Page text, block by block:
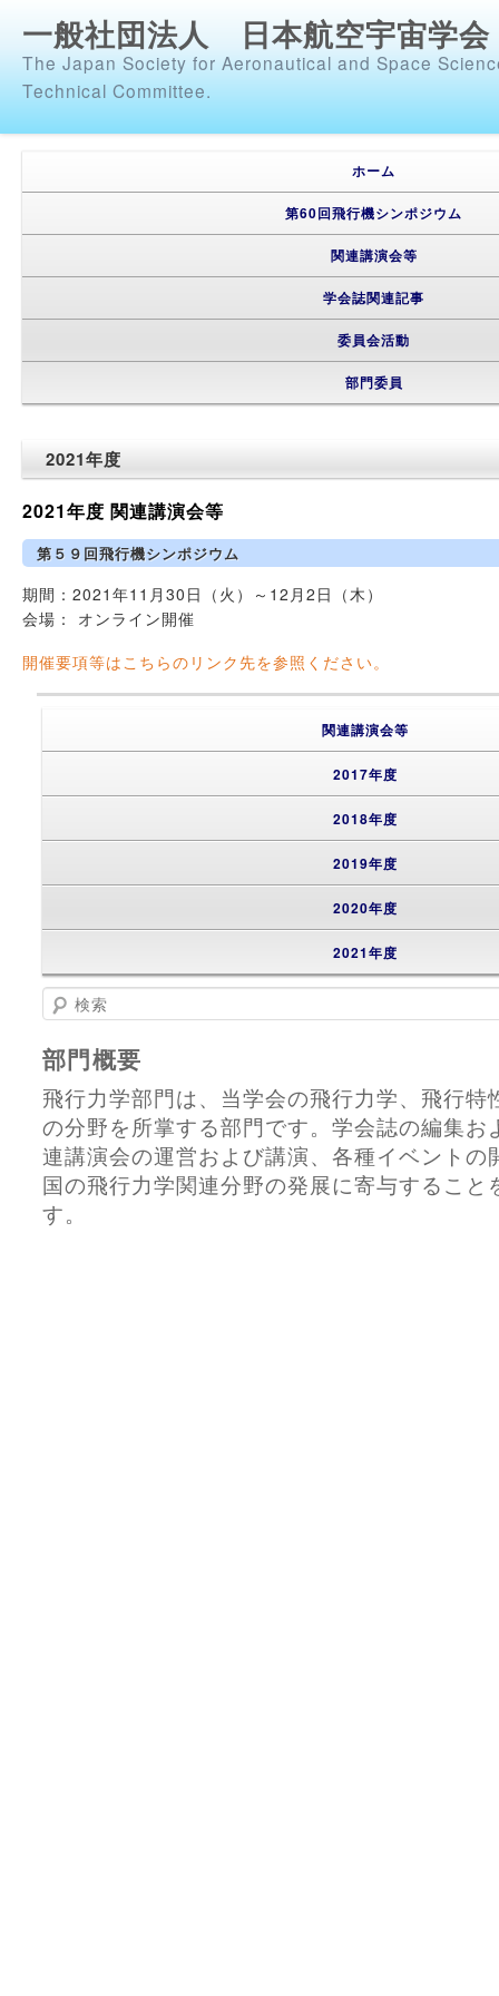
一般社団法人 日本航空宇宙学
The Japan Society for Aeronautical and Space
Technical Committee.
ホーム
第60回飛行機シンポジウム
関連講演会等
学会誌関連記事
委員会活動
部門委員
2021年度
2021年度 関連講演会等
第５９回飛行機シンポジウム
期間：2021年11月30日（火）～12月2日（木）
会場： オンライン開催
開催要項等はこちらのリンク先を参照ください。
関連講演会等
2017年度
2018年度
2019年度
2020年度
2021年度
検索
部門概要
飛行力学部門は、当学会の飛行力学、飛行特
の分野を所掌する部門です。学会誌の編集お
連講演会の運営および講演、各種イベントの
国の飛行力学関連分野の発展に寄与すること
す。